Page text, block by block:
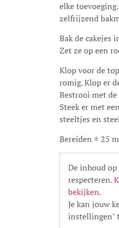
elke
zelfrijzend
Bak de cakejes
Zet ze op een
Klop voor de
romig. Klop er
Bestrooi met
Steek er met
steeltjes en
Bereiden ± 25
De inhoud
respecteren.
bekijken.
Je kan jouw
instellingen"